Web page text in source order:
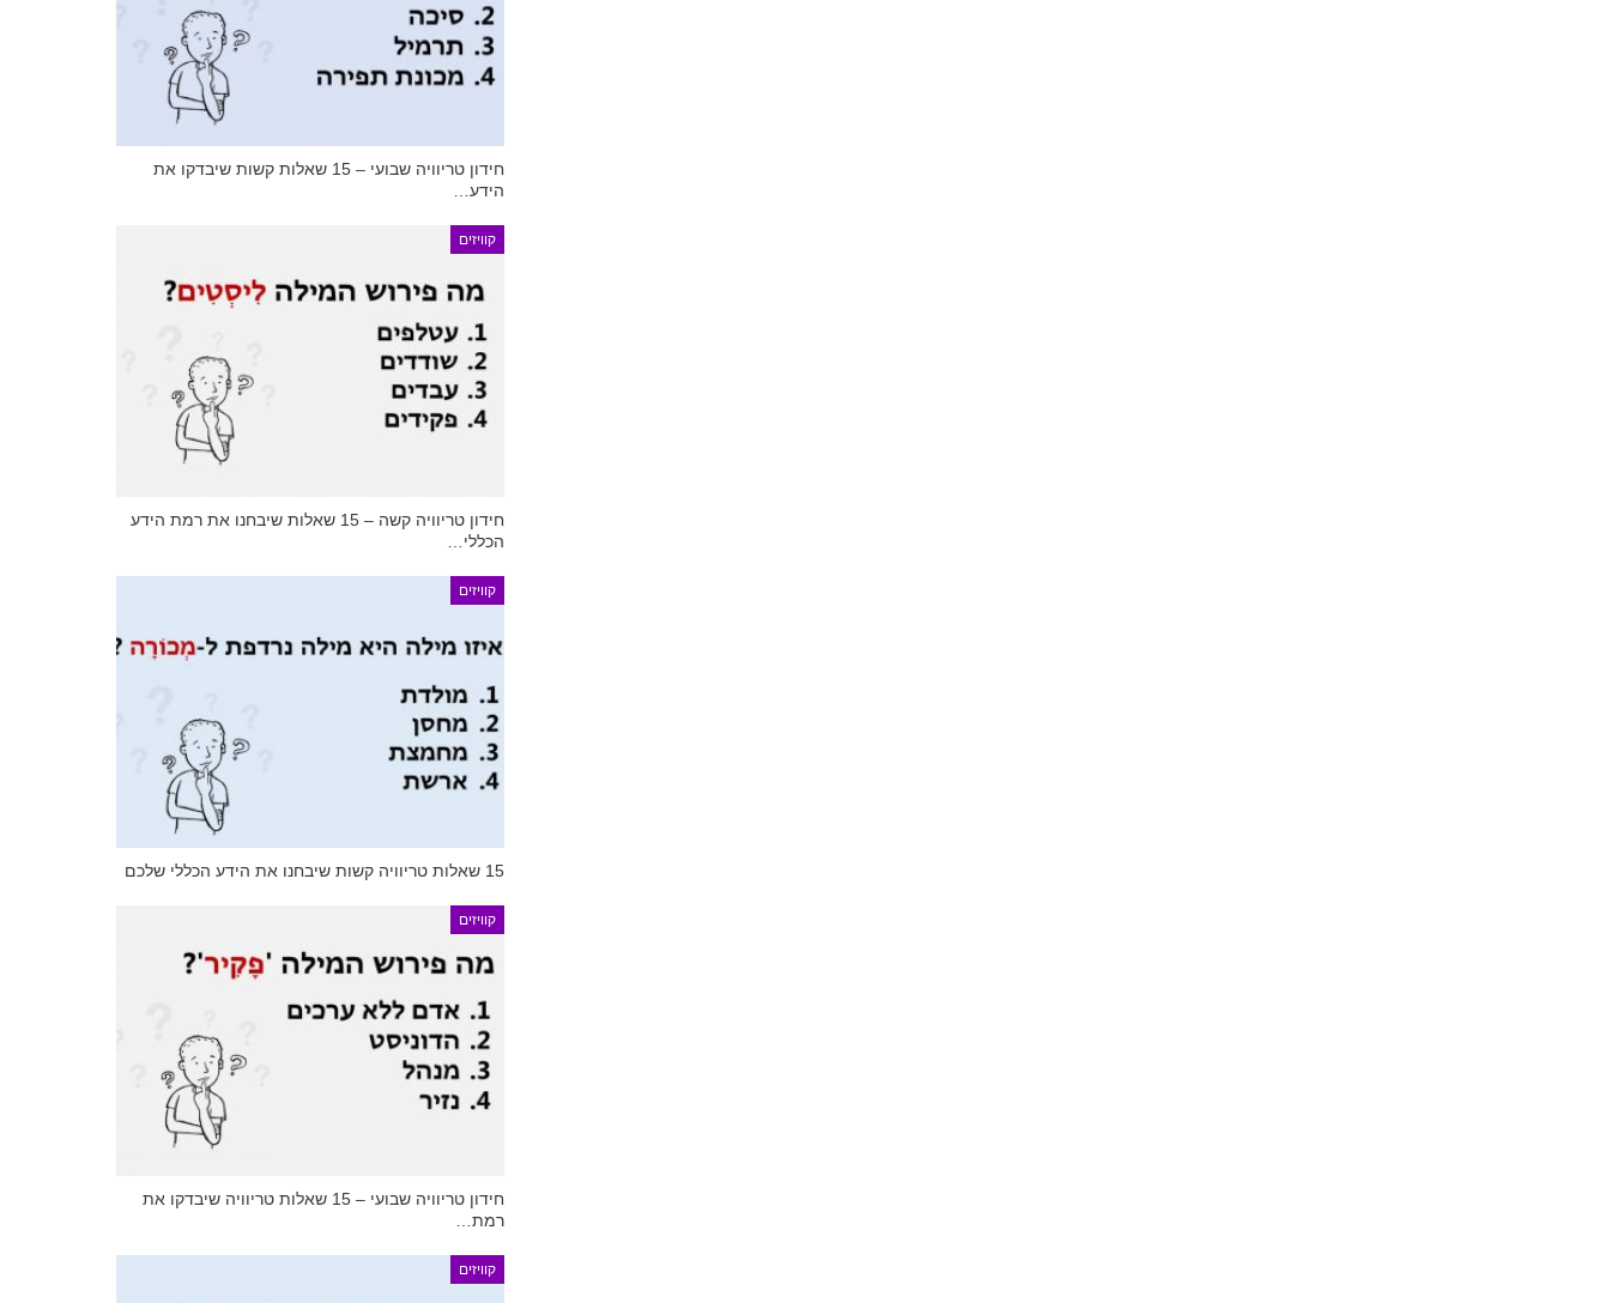
חידון טריוויה שבועי – 15 שאלות קשות שיבדקו את
הידע…
קוויזים
חידון טריוויה קשה – 15 שאלות שיבחנו את רמת הידע
הכללי…
קוויזים
15 שאלות טריוויה קשות שיבחנו את הידע הכללי שלכם
קוויזים
חידון טריוויה שבועי – 15 שאלות טריוויה שיבדקו את
רמת…
קוויזים